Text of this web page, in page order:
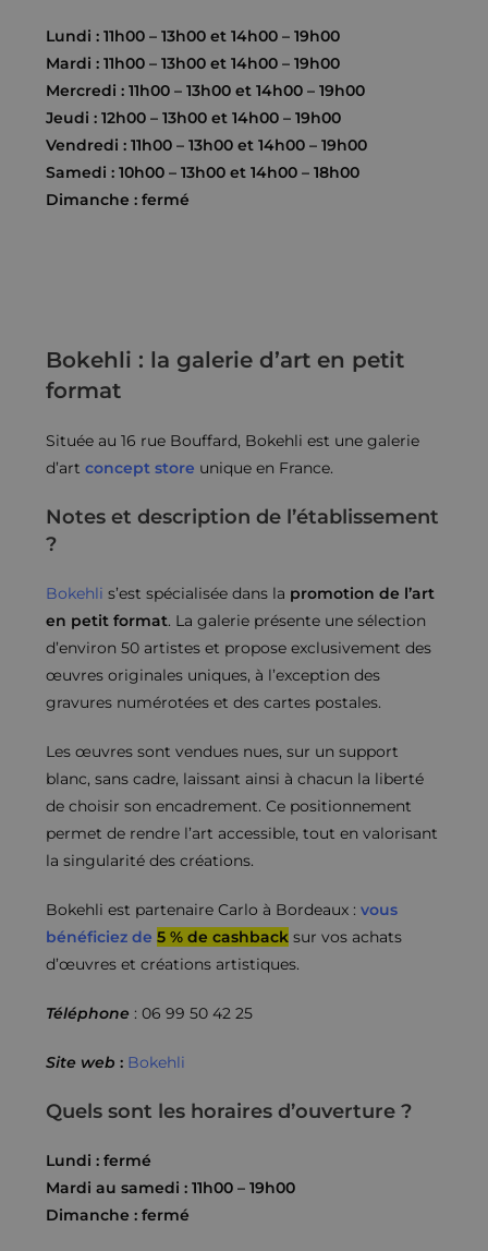
Lundi : 11h00 – 13h00 et 14h00 – 19h00
Mardi : 11h00 – 13h00 et 14h00 – 19h00
Mercredi : 11h00 – 13h00 et 14h00 – 19h00
Jeudi : 12h00 – 13h00 et 14h00 – 19h00
Vendredi : 11h00 – 13h00 et 14h00 – 19h00
Samedi : 10h00 – 13h00 et 14h00 – 18h00
Dimanche : fermé
Bokehli : la galerie d’art en petit
format
Située au 16 rue Bouffard, Bokehli est une galerie
d’artconcept store unique en France.
Notes et description de l’établissement
?
Bokehli s’est spécialisée dans la promotion de l’art
en petit format. La galerie présente une sélection
d’environ 50 artistes et propose exclusivement des
œuvres originales uniques, à l’exception des
gravures numérotées et des cartes postales.
Les œuvres sont vendues nues, sur un support
blanc, sans cadre, laissant ainsi à chacun la liberté
de choisir son encadrement. Ce positionnement
permet de rendre l’art accessible, tout en valorisant
la singularité des créations.
Bokehli est partenaire Carlo à Bordeaux :vous
bénéficiez de5 % de cashback sur vos achats
d’œuvres et créations artistiques.
Téléphone : 06 99 50 42 25
Site web : Bokehli
Quels sont les horaires d’ouverture ?
Lundi : fermé
Mardi au samedi : 11h00 – 19h00
Dimanche : fermé